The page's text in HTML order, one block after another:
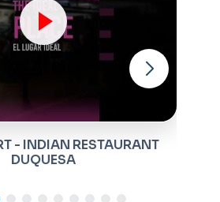
BRASSERIE INDIAN
RESTAURANT